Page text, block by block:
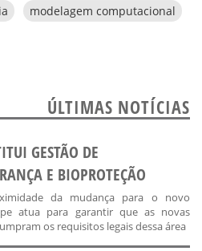
modelagem computacional
ÚLTIMAS NOTÍCIAS
GESTÃO DE
E BIOPROTEÇÃO
da mudança para o novo
atua para garantir que as novas
os requisitos legais dessa área